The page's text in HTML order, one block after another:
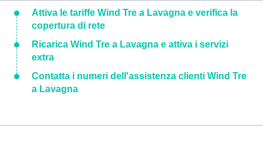
Attiva le tariffe Wind Tre a Lavagna e verifica la
copertura di rete
Ricarica Wind Tre a Lavagna e attiva i servizi
extra
Contatta i numeri dell'assistenza clienti Wind Tre
a Lavagna